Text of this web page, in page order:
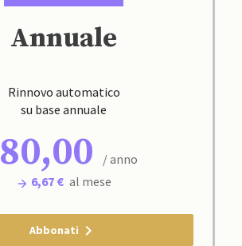
Annuale
Rinnovo automatico
su base annuale
80,00
/ anno
6,67 € al mese
Abbonati